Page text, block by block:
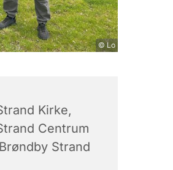
© Lo
Kirke,
Centrum
Strand